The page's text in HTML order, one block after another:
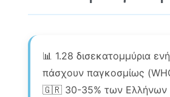
📊 1.28 δισεκατομμύρια
πάσχουν παγκοσμίως
🇬🇷 30-35% των Ελλήνων